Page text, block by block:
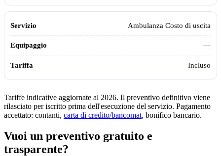
Ambulanza Costo di uscita
—
Incluso
Tariffe indicative aggiornate al 2026. Il preventivo definitivo viene
rilasciato per iscritto prima dell'esecuzione del servizio. Pagamento
accettato: contanti, carta di credito/bancomat, bonifico bancario.
Vuoi un preventivo gratuito e
trasparente?